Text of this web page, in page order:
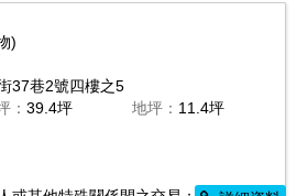
)
37巷2號四樓之5
： 39.4坪 地坪： 11.4坪